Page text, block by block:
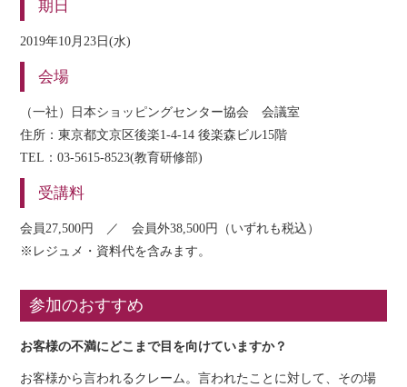
期日
2019年10月23日(水)
会場
（一社）日本ショッピングセンター協会 会議室
住所：東京都文京区後楽1-4-14 後楽森ビル15階
TEL：03-5615-8523(教育研修部)
受講料
会員27,500円 ／ 会員外38,500円（いずれも税込）
※レジュメ・資料代を含みます。
参加のおすすめ
お客様の不満にどこまで目を向けていますか？
お客様から言われるクレーム。言われたことに対して、その場